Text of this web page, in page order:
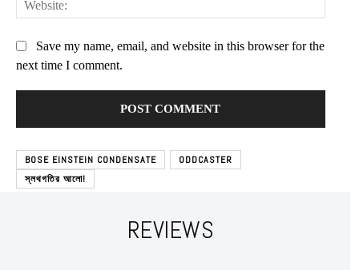
Subscription Plans
Free limited access
Free / forever
Etiam est nibh, lobortis sit
Save my name, email, and website in this browser for the
next time I comment.
BOSE EINSTEIN CONDENSATE
ODDCASTER
স্লথগতির আলো!
REVIEWS